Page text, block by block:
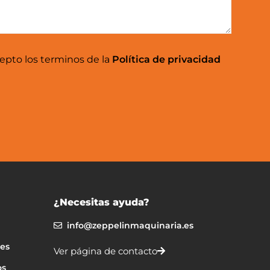
los terminos de la Política de privacidad
¿Necesitas ayuda?
info@zeppelinmaquinaria.es
Ver página de contacto